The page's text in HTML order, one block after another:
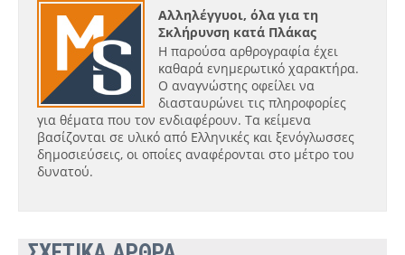
Αλληλέγγυοι, όλα για τη
Σκλήρυνση κατά Πλάκας
Η παρούσα αρθρογραφία έχει
καθαρά ενημερωτικό χαρακτήρα.
Ο αναγνώστης οφείλει να
διασταυρώνει τις πληροφορίες
για θέματα που τον ενδιαφέρουν. Τα κείμενα
βασίζονται σε υλικό από Ελληνικές και ξενόγλωσσες
δημοσιεύσεις, οι οποίες αναφέρονται στο μέτρο του
δυνατού.